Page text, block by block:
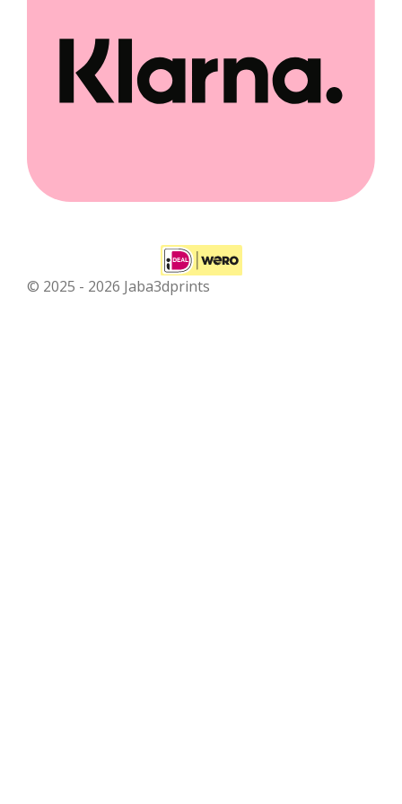
© 2025 - 2026 Jaba3dprints